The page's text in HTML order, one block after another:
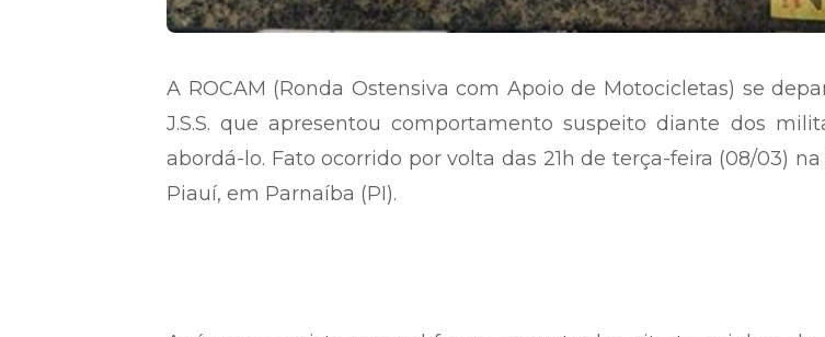
A ROCAM (Ronda Ostensiva com Apoio de Motocicletas) se
J.S.S. que apresentou comportamento suspeito diante dos
abordá-lo. Fato ocorrido por volta das 21h de terça-feira (08/03)
Piauí, em Parnaíba (PI).